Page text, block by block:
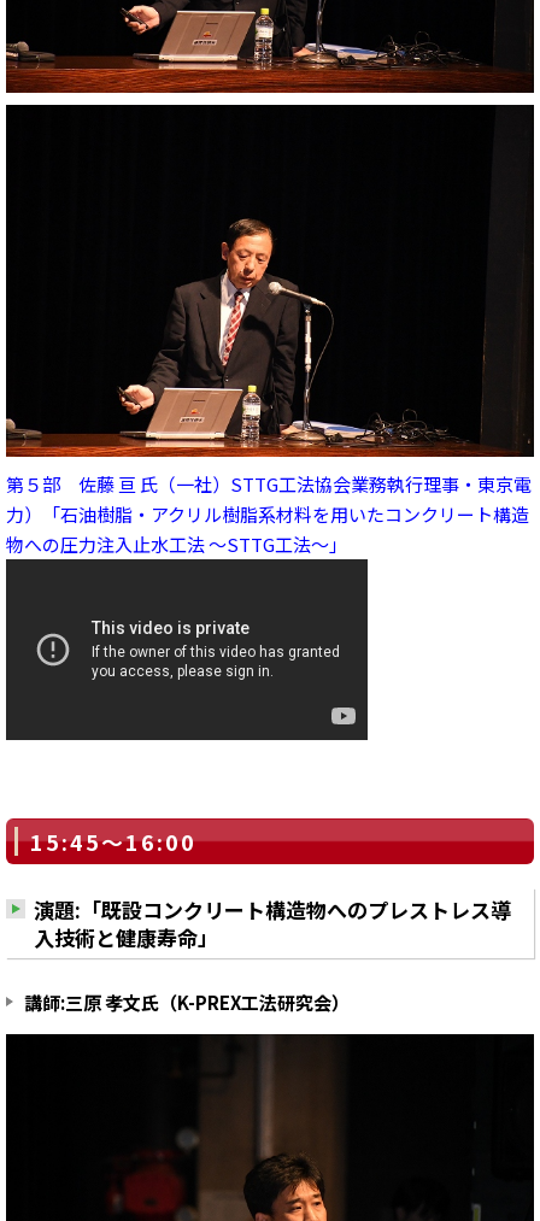
第５部 佐藤 亘 氏（一社）STTG工法協会業務執行理事・東京電
力）「石油樹脂・アクリル樹脂系材料を用いたコンクリート構造
物への圧力注入止水工法 ～STTG工法～」
15:45～16:00
演題:「既設コンクリート構造物へのプレストレス導
入技術と健康寿命」
講師:三原 孝文氏（K-PREX工法研究会）